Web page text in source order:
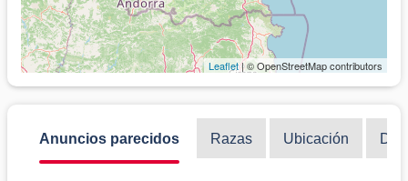
Leaflet| © OpenStreetMap contributors
Anuncios parecidos Razas Ubicación